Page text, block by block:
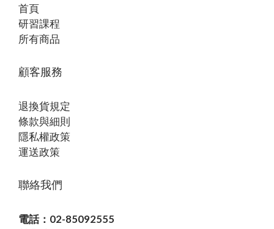
首頁
研習課程
所有商品
顧客服務
退換貨規定
條款與細則
隱私權政策
運送政策
聯絡我們
電話：02-85092555